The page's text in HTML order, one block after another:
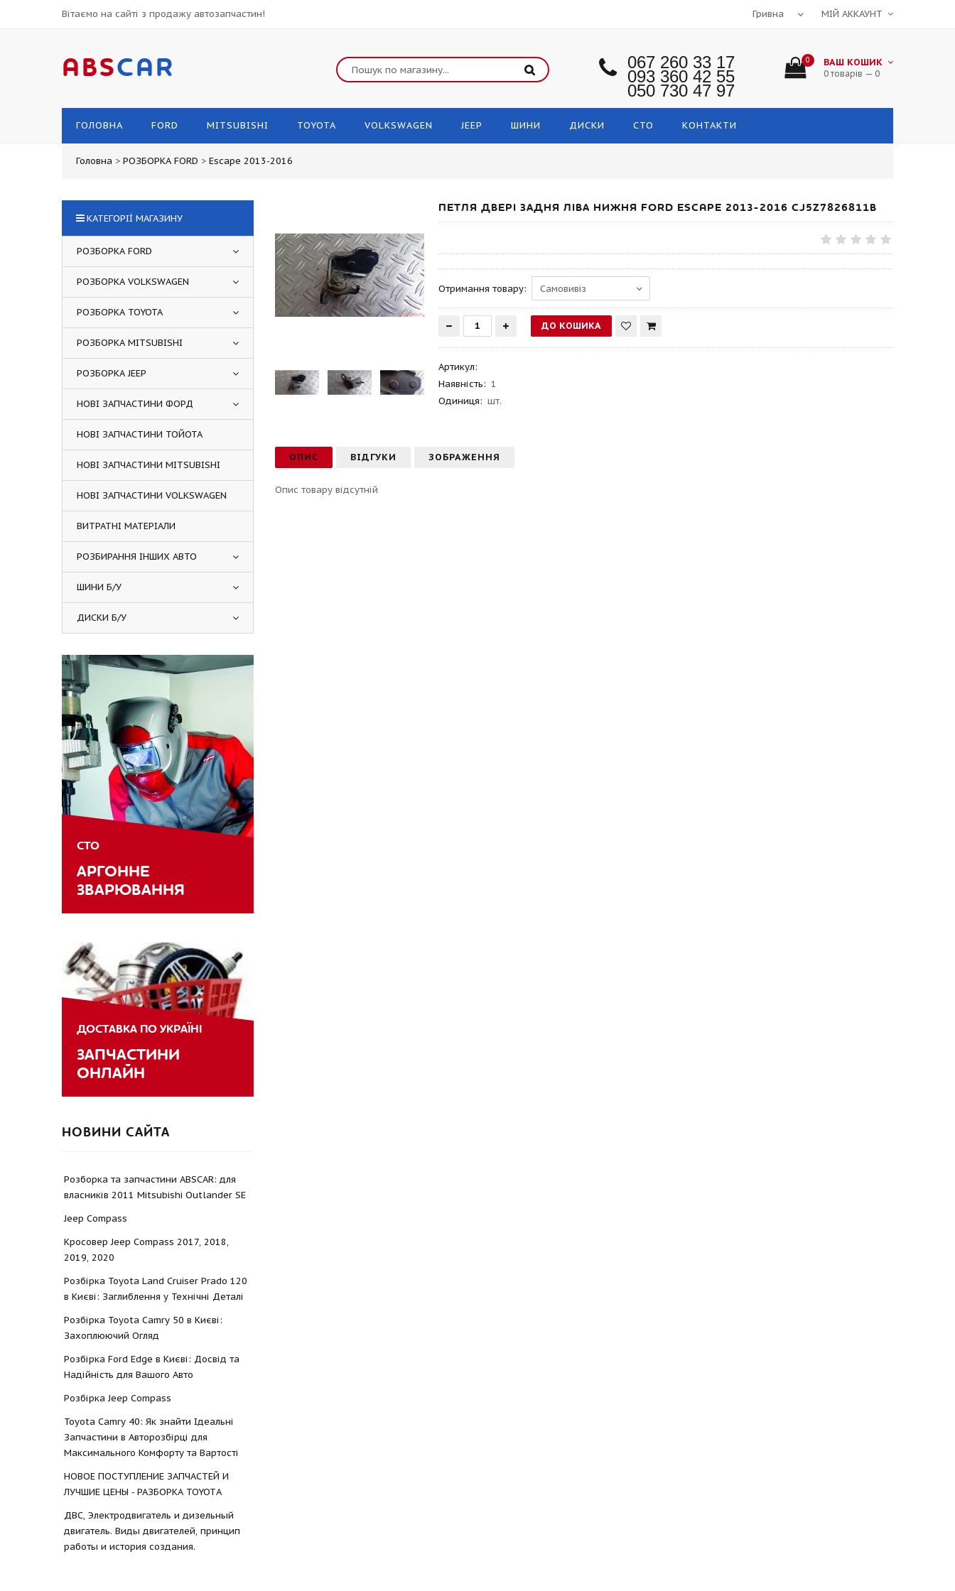
Вітаємо на сайті з продажу автозапчастин! МІЙ АККАУНТ
ABSCAR 067 260 33 17
093 360 42 55
050 730 47 97
0 ВАШ КОШИК
0 товарів — 0
ГОЛОВНА FORD MITSUBISHI TOYOTA VOLKSWAGEN JEEP ШИНИ ДИСКИ СТО КОНТАКТИ
Головна > РОЗБОРКА FORD > Escape 2013-2016
ПЕТЛЯ ДВЕРІ ЗАДНЯ ЛІВА НИЖНЯ FORD ESCAPE 2013-2016 CJ5Z7826811B
Отримання товару:
Артикул:
Наявність: 1
Одиниця: шт.
ОПИС ВІДГУКИ ЗОБРАЖЕННЯ
Опис товару відсутній
КАТЕГОРІЇ МАГАЗИНУ
РОЗБОРКА FORD
РОЗБОРКА VOLKSWAGEN
РОЗБОРКА TOYOTA
РОЗБОРКА MITSUBISHI
РОЗБОРКА JEEP
НОВІ ЗАПЧАСТИНИ ФОРД
НОВІ ЗАПЧАСТИНИ ТОЙОТА
НОВІ ЗАПЧАСТИНИ MITSUBISHI
НОВІ ЗАПЧАСТИНИ VOLKSWAGEN
ВИТРАТНІ МАТЕРІАЛИ
РОЗБИРАННЯ ІНШИХ АВТО
ШИНИ Б/У
ДИСКИ Б/У
СТО
АРГОННЕ
ЗВАРЮВАННЯ
ДОСТАВКА ПО УКРАЇНІ
ЗАПЧАСТИНИ
ОНЛАЙН
НОВИНИ САЙТА
Розборка та запчастини ABSCAR: для
власників 2011 Mitsubishi Outlander SE
Jeep Compass
Кросовер Jeep Compass 2017, 2018,
2019, 2020
Розбірка Toyota Land Cruiser Prado 120
в Києві: Заглиблення у Технічні Деталі
Розбірка Toyota Camry 50 в Києві:
Захоплюючий Огляд
Розбірка Ford Edge в Києві: Досвід та
Надійність для Вашого Авто
Розбірка Jeep Compass
Toyota Camry 40: Як знайти Ідеальні
Запчастини в Авторозбірці для
Максимального Комфорту та Вартості
НОВОЕ ПОСТУПЛЕНИЕ ЗАПЧАСТЕЙ И
ЛУЧШИЕ ЦЕНЫ - РАЗБОРКА TOYOTА
ДВС, Электродвигатель и дизельный
двигатель. Виды двигателей, принцип
работы и история создания.